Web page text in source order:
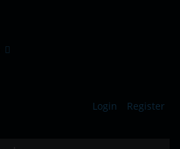
Login Register